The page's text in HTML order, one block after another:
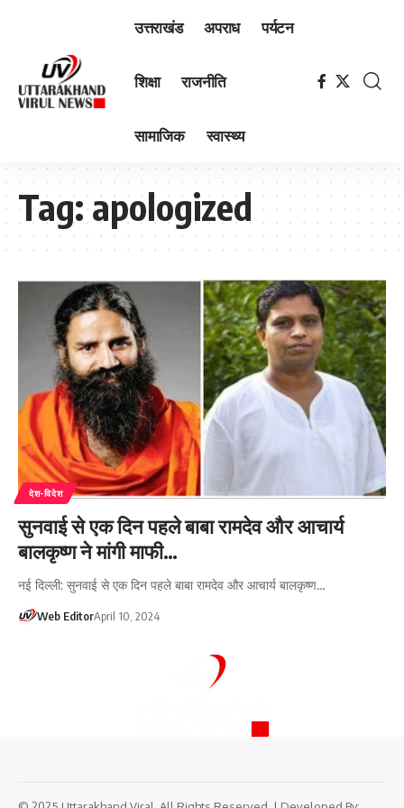
उत्तराखंड अपराध पर्यटन
शिक्षा राजनीति
सामाजिक स्वास्थ्य
Tag:apologized
देश-विदेश
सुनवाई से एक दिन पहले बाबा रामदेव और आचार्य
बालकृष्ण ने मांगी माफी…
नई दिल्ली: सुनवाई से एक दिन पहले बाबा रामदेव और आचार्य बालकृष्ण…
Web EditorApril 10, 2024